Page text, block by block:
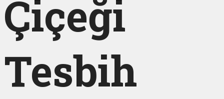
Çiçeği
Tesbih